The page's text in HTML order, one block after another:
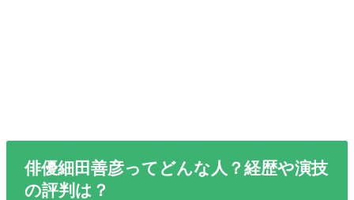
俳優細田善彦ってどんな人？経歴や演技
の評判は？